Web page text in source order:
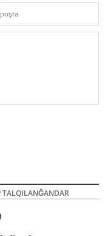
TALQILANĞANDAR